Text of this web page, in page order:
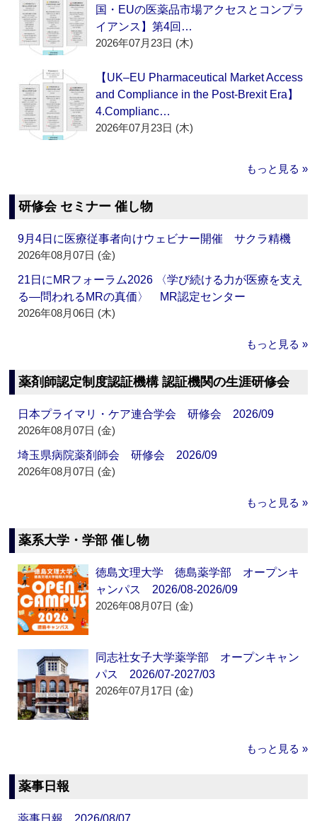
国・EUの医薬品市場アクセスとコンプラ
イアンス】第4回…
2026年07月23日 (木)
【UK–EU Pharmaceutical Market Access
and Compliance in the Post-Brexit Era】
4.Complianc…
2026年07月23日 (木)
もっと見る »
研修会 セミナー 催し物
9月4日に医療従事者向けウェビナー開催 サクラ精機
2026年08月07日 (金)
21日にMRフォーラム2026 〈学び続ける力が医療を支え
る―問われるMRの真価〉 MR認定センター
2026年08月06日 (木)
もっと見る »
薬剤師認定制度認証機構 認証機関の生涯研修会
日本プライマリ・ケア連合学会 研修会 2026/09
2026年08月07日 (金)
埼玉県病院薬剤師会 研修会 2026/09
2026年08月07日 (金)
もっと見る »
薬系大学・学部 催し物
徳島文理大学 徳島薬学部 オープンキ
ャンパス 2026/08-2026/09
2026年08月07日 (金)
同志社女子大学薬学部 オープンキャン
パス 2026/07-2027/03
2026年07月17日 (金)
もっと見る »
薬事日報